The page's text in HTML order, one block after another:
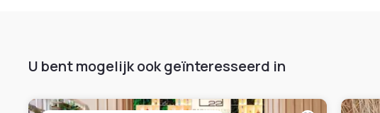
U bent mogelijk ook geïnteresseerd in